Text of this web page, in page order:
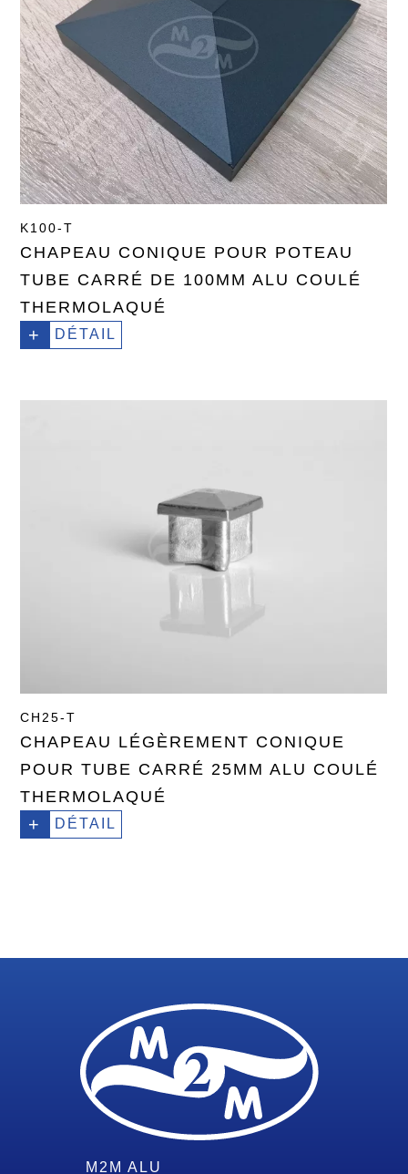
K100-T
CHAPEAU CONIQUE POUR POTEAU
TUBE CARRÉ DE 100MM ALU COULÉ
THERMOLAQUÉ
+ DÉTAIL
CH25-T
CHAPEAU LÉGÈREMENT CONIQUE
POUR TUBE CARRÉ 25MM ALU COULÉ
THERMOLAQUÉ
+ DÉTAIL
M2M ALU